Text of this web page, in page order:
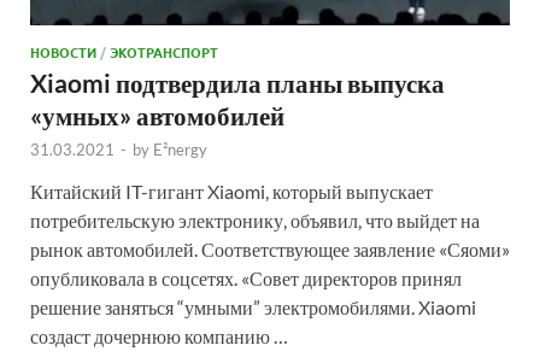
НОВОСТИ /ЭКОТРАНСПОРТ
Xiaomi подтвердила планы выпуска
«умных» автомобилей
31.03.2021 - by E²nergy
Китайский IT-гигант Xiaomi, который выпускает
потребительскую электронику, объявил, что выйдет на
рынок автомобилей. Соответствующее заявление «Сяоми»
опубликовала в соцсетях. «Совет директоров принял
решение заняться “умными” электромобилями. Xiaomi
создаст дочернюю компанию …